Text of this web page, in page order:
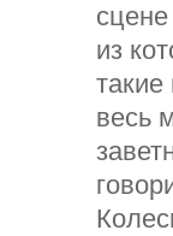
из
весь